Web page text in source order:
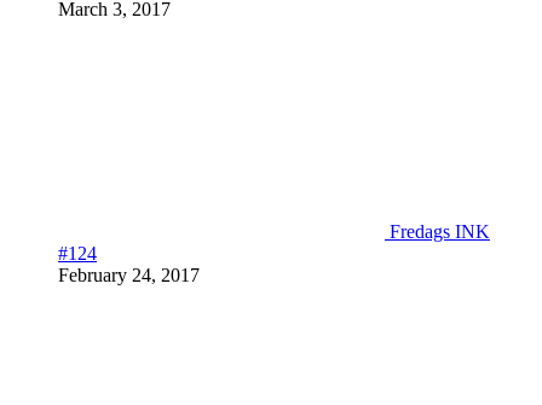
March 3, 2017
Fredags INK
#124
February 24, 2017